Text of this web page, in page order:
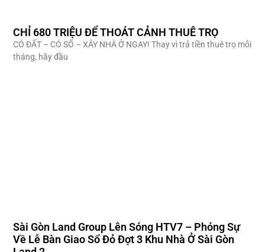
CHỈ 680 TRIỆU ĐỂ THOÁT CẢNH THUÊ TRỌ
CÓ ĐẤT – CÓ SỔ – XÂY NHÀ Ở NGAY! Thay vì trả tiền thuê trọ mỗi
tháng, hãy đầu
Sài Gòn Land Group Lên Sóng HTV7 – Phóng Sự
Về Lễ Bàn Giao Sổ Đỏ Đợt 3 Khu Nhà Ở Sài Gòn